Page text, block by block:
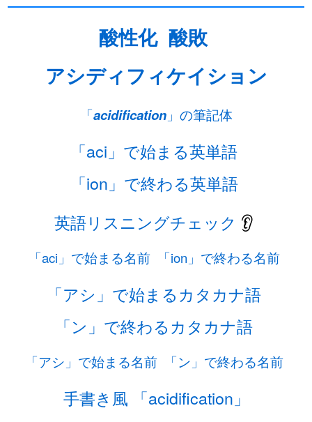
酸性化 酸敗
アシディフィケイション
「acidification」の筆記体
「aci」で始まる英単語
「ion」で終わる英単語
英語リスニングチェック 👂
「aci」で始まる名前 「ion」で終わる名前
「アシ」で始まるカタカナ語
「ン」で終わるカタカナ語
「アシ」で始まる名前 「ン」で終わる名前
手書き風 「acidification」